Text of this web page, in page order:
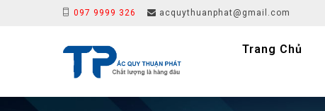
097 9999 326 acquythuanphat@gmail.com
Trang Chủ